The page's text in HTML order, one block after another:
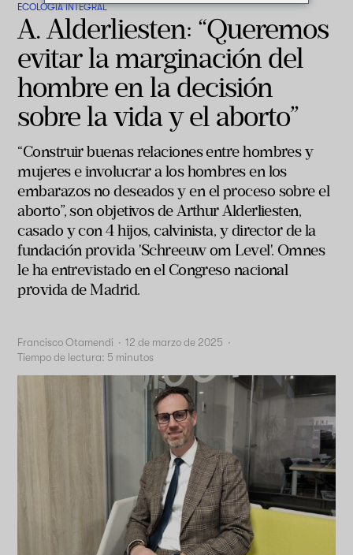
ECOLOGÍA INTEGRAL
A. Alderliesten: “Queremos
evitar la marginación del
hombre en la decisión
sobre la vida y el aborto”
“Construir buenas relaciones entre hombres y
mujeres e involucrar a los hombres en los
embarazos no deseados y en el proceso sobre el
aborto”, son objetivos de Arthur Alderliesten,
casado y con 4 hijos, calvinista, y director de la
fundación provida 'Schreeuw om Level'. Omnes
le ha entrevistado en el Congreso nacional
provida de Madrid.
Francisco Otamendi · 12 de marzo de 2025 ·
Tiempo de lectura: 5 minutos